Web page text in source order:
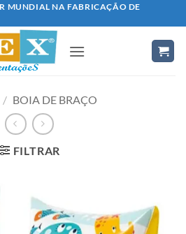
MUNDIAL NA FABRICAÇÃO DE
/ BOIA DE BRAÇO
FILTRAR